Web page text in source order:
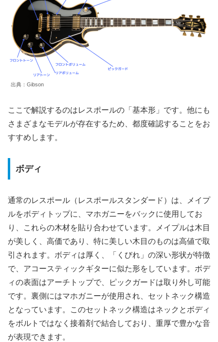
出典：Gibson
ここで解説するのはレスポールの「基本形」です。他にも
さまざまなモデルが存在するため、都度確認することをお
すすめします。
ボディ
通常のレスポール（レスポールスタンダード）は、メイプ
ルをボディトップに、マホガニーをバックに使用してお
り、これらの木材を貼り合わせています。メイプルは木目
が美しく、高価であり、特に美しい木目のものは高値で取
引されます。ボディは厚く、「くびれ」の深い形状が特徴
で、アコースティックギターに似た形をしています。ボデ
ィの表面はアーチトップで、ピックガードは取り外し可能
です。裏側にはマホガニーが使用され、セットネック構造
となっています。このセットネック構造はネックとボディ
をボルトではなく接着剤で結合しており、重厚で豊かな音
が表現できます。